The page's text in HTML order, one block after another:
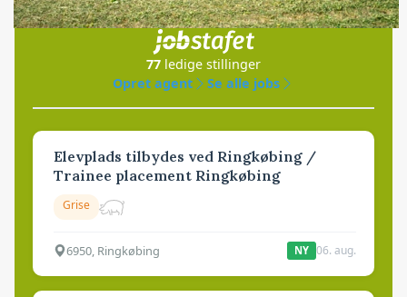
i samarbejde med
77 ledige stillinger
Opret agent
Se alle jobs
Elevplads tilbydes ved Ringkøbing /
Trainee placement Ringkøbing
Grise
6950, Ringkøbing NY 06. aug.